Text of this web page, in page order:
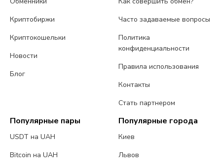
Криптобиржи
Криптокошельки
Новости
Блог
Часто задаваемые вопросы
Политика
конфиденциальности
Правила использования
Контакты
Стать партнером
Популярные пары
USDT на UAH
Bitcoin на UAH
Популярные города
Киев
Львов